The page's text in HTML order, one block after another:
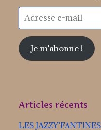
e-
Je m'abonne !
Articles récents
LES JAZZY’FANTINES